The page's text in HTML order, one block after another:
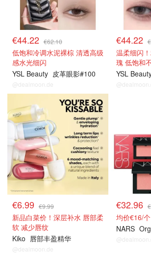
€44.22 €62.10
低饱和冷调水泥裸棕 清透高级
感水光细闪
YSL Beauty 皮革眼影#100
@dealmoon.de
€44.22
温柔细闪
瑰 低饱和
YSL
€6.99 €9.99
新品白菜价！深层补水 唇部柔
软 减少唇纹
Kiko 唇部丰盈精华
@dealmoon.de
€32.96
均价€16/
NARS